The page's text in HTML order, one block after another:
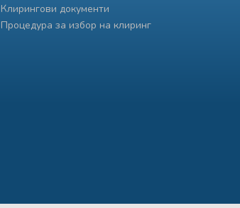
Клирингови документи
Процедура за избор на клиринг